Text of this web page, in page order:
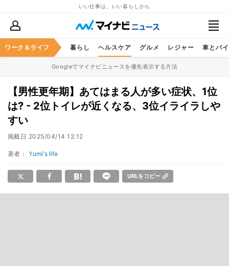
いい仕事は、いい暮らしから
ワーク＆ライフ
ススキル マネー 暮らし ヘルスケア グルメ レジャー 車とバ
Googleでマイナビニュースを優先表示する方法
【男性更年期】あてはまる人が多い症状、1位
は? - 2位トイレが近くなる、3位イライラしや
すい
掲載日 2025/04/14 12:12
著者： Yumi's life
URLをコピー